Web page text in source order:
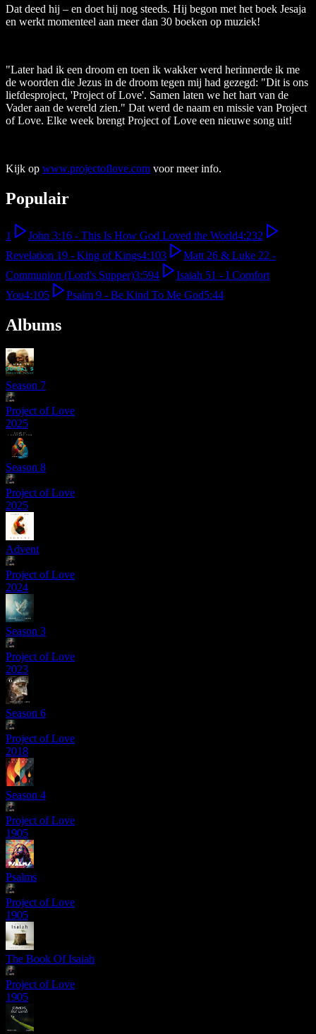
Dat deed hij – en doet hij nog steeds. Hij begon met het boek Jesaja
en werkt momenteel aan meer dan 30 boeken op muziek!
"Later had ik een droom en toen ik wakker werd herinnerde ik me
de woorden die Jezus in de droom tegen mij had gezegd: "Dit is ons
liefdesproject, 'Project of Love'. Samen laten we het hart van de
Vader aan de wereld zien." Dat werd de naam en missie van Project
of Love. Elke week brengt Project of Love een nieuwe song uit!
Kijk op www.projectoflove.com voor meer info.
Populair
1 John 3:16 - This Is How God Loved the World4:232
Revelation 19 - King of Kings4:103
Matt 26 & Luke 22 -
Communion (Lord's Supper)3:594
Isaiah 51 - I Comfort
You4:105 Psalm 9 - Be Kind To Me God5:44
Albums
Season 7
Project of Love
2025
Season 8
Project of Love
2025
Advent
Project of Love
2024
Season 3
Project of Love
2023
Season 6
Project of Love
2018
Season 4
Project of Love
1905
Psalms
Project of Love
1905
The Book Of Isaiah
Project of Love
1905